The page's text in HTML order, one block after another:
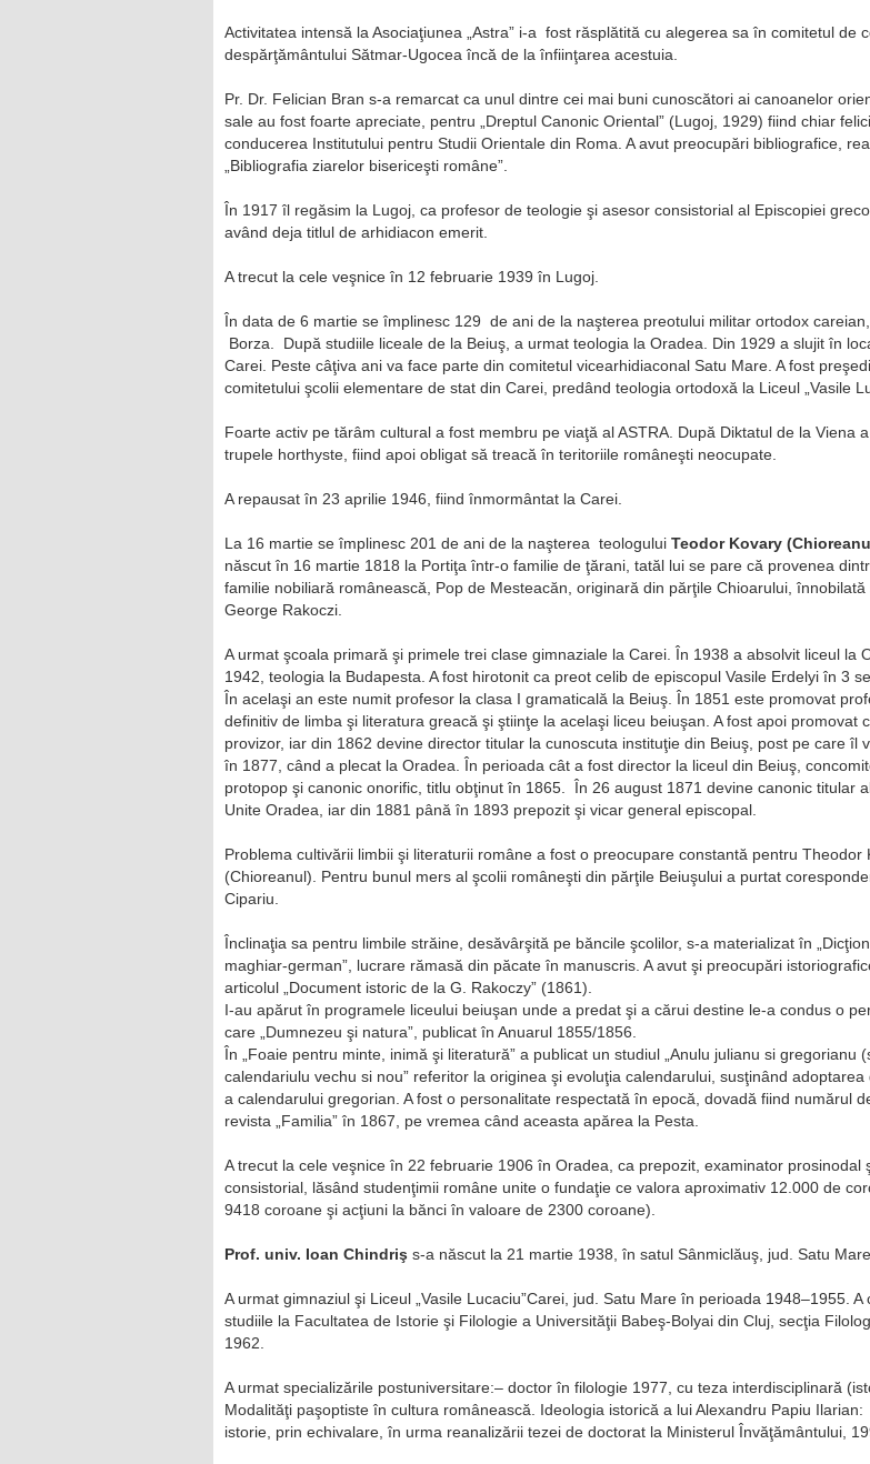
Activitatea intensă la Asociaţiunea „Astra” i-a fost răsplătită cu alegerea sa în comitetul de
despărţământului Sătmar-Ugocea încă de la înfiinţarea acestuia.
Pr. Dr. Felician Bran s-a remarcat ca unul dintre cei mai buni cunoscători ai canoanelor
sale au fost foarte apreciate, pentru „Dreptul Canonic Oriental” (Lugoj, 1929) fiind chiar
conducerea Institutului pentru Studii Orientale din Roma. A avut preocupări bibliografice,
„Bibliografia ziarelor bisericeşti române”.
În 1917 îl regăsim la Lugoj, ca profesor de teologie şi asesor consistorial al Episcopiei
având deja titlul de arhidiacon emerit.
A trecut la cele veşnice în 12 februarie 1939 în Lugoj.
În data de 6 martie se împlinesc 129 de ani de la naşterea preotului militar ortodox
Borza. După studiile liceale de la Beiuş, a urmat teologia la Oradea. Din 1929 a slujit în
Carei. Peste câţiva ani va face parte din comitetul vicearhidiaconal Satu Mare. A fost
comitetului şcolii elementare de stat din Carei, predând teologia ortodoxă la Liceul „Vasile
Foarte activ pe tărâm cultural a fost membru pe viaţă al ASTRA. După Diktatul de la Viena
trupele horthyste, fiind apoi obligat să treacă în teritoriile româneşti neocupate.
A repausat în 23 aprilie 1946, fiind înmormântat la Carei.
La 16 martie se împlinesc 201 de ani de la naşterea teologului Teodor Kovary
născut în 16 martie 1818 la Portiţa într-o familie de ţărani, tatăl lui se pare că provenea
familie nobiliară românească, Pop de Mesteacăn, originară din părţile Chioarului,
George Rakoczi.
A urmat şcoala primară şi primele trei clase gimnaziale la Carei. În 1938 a absolvit liceul la
1942, teologia la Budapesta. A fost hirotonit ca preot celib de episcopul Vasile Erdelyi în 3
În acelaşi an este numit profesor la clasa I gramaticală la Beiuş. În 1851 este promovat
definitiv de limba şi literatura greacă şi ştiinţe la acelaşi liceu beiuşan. A fost apoi promovat
provizor, iar din 1862 devine director titular la cunoscuta instituţie din Beiuş, post pe care îl
în 1877, când a plecat la Oradea. În perioada cât a fost director la liceul din Beiuş,
protopop şi canonic onorific, titlu obţinut în 1865. În 26 august 1871 devine canonic titular
Unite Oradea, iar din 1881 până în 1893 prepozit şi vicar general episcopal.
Problema cultivării limbii şi literaturii române a fost o preocupare constantă pentru Theodor
(Chioreanul). Pentru bunul mers al şcolii româneşti din părţile Beiuşului a purtat
Cipariu.
Înclinaţia sa pentru limbile străine, desăvârşită pe băncile şcolilor, s-a materializat în
maghiar-german”, lucrare rămasă din păcate în manuscris. A avut şi preocupări
articolul „Document istoric de la G. Rakoczy” (1861).
I-au apărut în programele liceului beiuşan unde a predat şi a cărui destine le-a condus o
care „Dumnezeu şi natura”, publicat în Anuarul 1855/1856.
În „Foaie pentru minte, inimă şi literatură” a publicat un studiul „Anulu julianu si gregorianu
calendariulu vechu si nou” referitor la originea şi evoluţia calendarului, susţinând
a calendarului gregorian. A fost o personalitate respectată în epocă, dovadă fiind numărul
revista „Familia” în 1867, pe vremea când aceasta apărea la Pesta.
A trecut la cele veşnice în 22 februarie 1906 în Oradea, ca prepozit, examinator prosinodal
consistorial, lăsând studenţimii române unite o fundaţie ce valora aproximativ 12.000 de
9418 coroane şi acţiuni la bănci în valoare de 2300 coroane).
Prof. univ. Ioan Chindriş s-a născut la 21 martie 1938, în satul Sânmiclăuş, jud. Satu Mare.
A urmat gimnaziul şi Liceul „Vasile Lucaciu”Carei, jud. Satu Mare în perioada 1948–1955. A
studiile la Facultatea de Istorie şi Filologie a Universităţii Babeş-Bolyai din Cluj, secţia
1962.
A urmat specializările postuniversitare:– doctor în filologie 1977, cu teza interdisciplinară
Modalităţi paşoptiste în cultura românească. Ideologia istorică a lui Alexandru Papiu
istorie, prin echivalare, în urma reanalizării tezei de doctorat la Ministerul Învăţământului,